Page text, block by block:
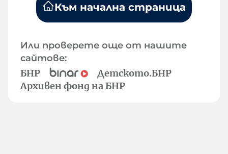
Към начална страница
Или проверете още от нашите
сайтове:
БНР
Детското.БНР
Архивен фонд на БНР